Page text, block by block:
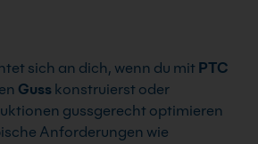
sich an dich, wenn du mit PTC
Guss konstruierst oder
gussgerecht optimieren
Anforderungen wie